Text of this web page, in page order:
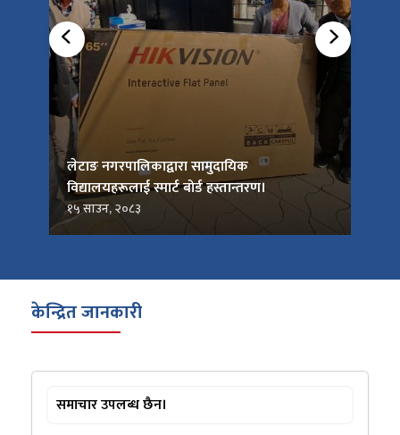
लेटाङ नगरपालिकाद्वारा सामुदायिक
विद्यालयहरूलाई स्मार्ट बोर्ड हस्तान्तरण।
१५ साउन, २०८३
केन्द्रित जानकारी
समाचार उपलब्ध छैन।